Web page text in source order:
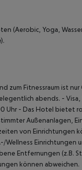
(Aerobic, Yoga,
zum Fitnessraum ist
abends. -
Uhr - Das Hotel bietet
Außenanlagen,
von Einrichtungen
Wellness
Entfernungen (z.B.
können abweichen.